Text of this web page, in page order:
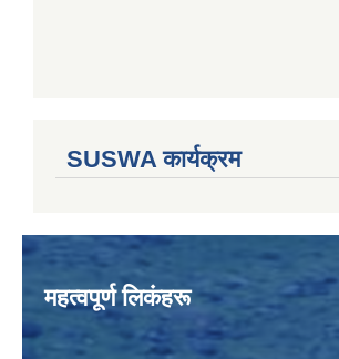
SUSWA कार्यक्रम
महत्वपूर्ण लिकंहरू